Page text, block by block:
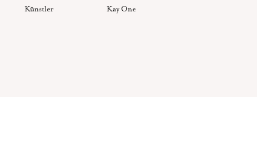
Künstler
Kay One